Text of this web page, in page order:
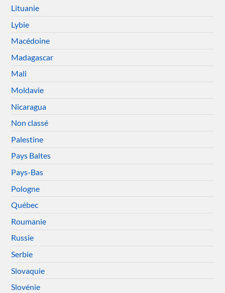
Lituanie
Lybie
Macédoine
Madagascar
Mali
Moldavie
Nicaragua
Non classé
Palestine
Pays Baltes
Pays-Bas
Pologne
Québec
Roumanie
Russie
Serbie
Slovaquie
Slovénie